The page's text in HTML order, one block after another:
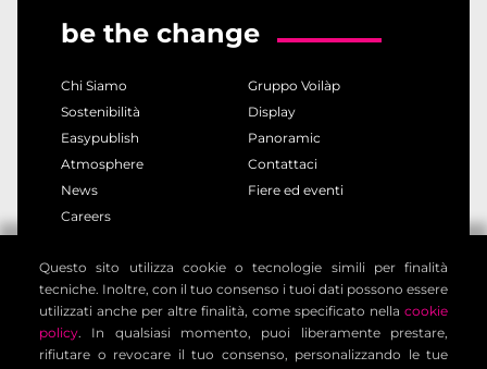
be the change
Chi Siamo
Gruppo Voilàp
Sostenibilità
Display
Easypublish
Panoramic
Atmosphere
Contattaci
News
Fiere ed eventi
Careers
privacy policy
cookie policy
note legali
informativa clienti
informativa contatti
condizioni generali
impostazione cookies
Questo sito utilizza cookie o tecnologie simili per finalità
tecniche. Inoltre, con il tuo consenso i tuoi dati possono essere
utilizzati anche per altre finalità, come specificato nella cookie
policy. In qualsiasi momento, puoi liberamente prestare,
rifiutare o revocare il tuo consenso, personalizzando le tue